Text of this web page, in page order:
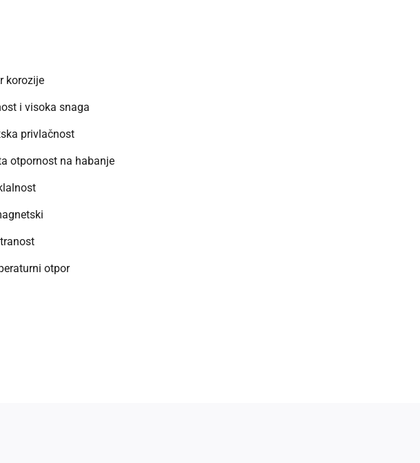
korozije
i visoka snaga
privlačnost
otpornost na habanje‌
otpor